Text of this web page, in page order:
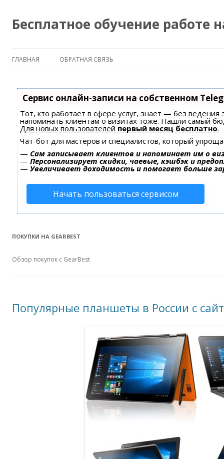
Бесплатное обучение работе
ГЛАВНАЯ ОБРАТНАЯ СВЯЗЬ
Сервис онлайн-записи на собственном
Тот, кто работает в сфере услуг, знает — без
напоминать клиентам о визитах тоже. Нашли самый
Для новых пользователей первый месяц бесплатно.
Чат-бот для мастеров и специалистов, который
— Сам записывает клиентов и напоминает им о
— Персонализирует скидки, чаевые, кэшбэк и
— Увеличивает доходимость и помогает больше
Начать пользоваться сервисом
ПОКУПКИ НА GEARBEST
Обзор покупок с GearBest
Популярные планшеты в России с